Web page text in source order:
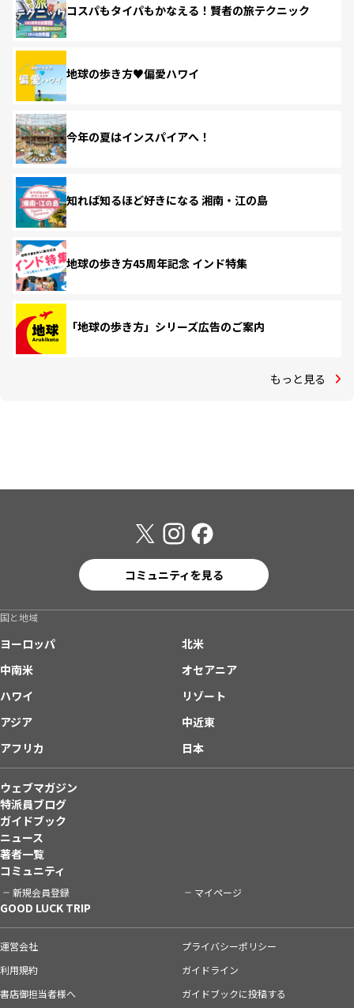
コスパもタイパもかなえる！賢者の旅テクニック
地球の歩き方♥偏愛ハワイ
今年の夏はインスパイアへ！
知れば知るほど好きになる 湘南・江の島
地球の歩き方45周年記念 インド特集
「地球の歩き方」シリーズ広告のご案内
もっと見る
コミュニティを見る
国と地域
ヨーロッパ
北米
中南米
オセアニア
ハワイ
リゾート
アジア
中近東
アフリカ
日本
ウェブマガジン
特派員ブログ
ガイドブック
ニュース
著者一覧
コミュニティ
新規会員登録 マイページ
GOOD LUCK TRIP
運営会社
プライバシーポリシー
利用規約
ガイドライン
書店御担当者様へ
ガイドブックに投稿する